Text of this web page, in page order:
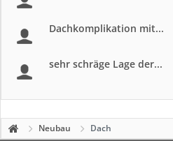
Dachkomplikation mit...
sehr schräge Lage der...
Neubau Dach